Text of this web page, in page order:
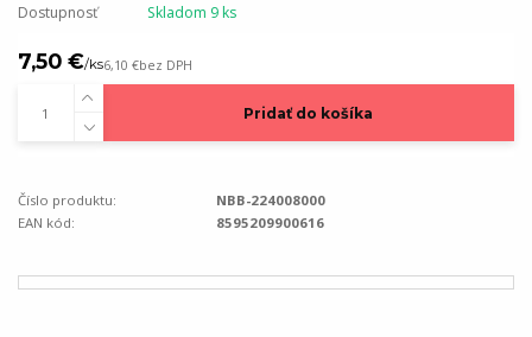
Dostupnosť Skladom 9 ks
7,50 €/ks6,10 €bez DPH
Pridať do košíka
Číslo produktu:
NBB-224008000
EAN kód:
8595209900616